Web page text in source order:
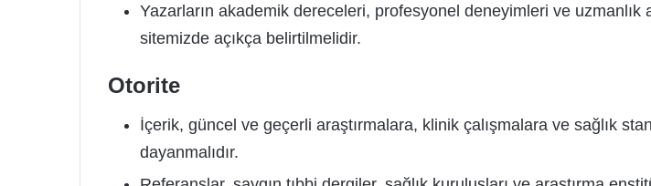
Yazarların akademik dereceleri, profesyonel deneyimleri ve uzmanlık
sitemizde açıkça belirtilmelidir.
Otorite
İçerik, güncel ve geçerli araştırmalara, klinik çalışmalara ve sağlık
dayanmalıdır.